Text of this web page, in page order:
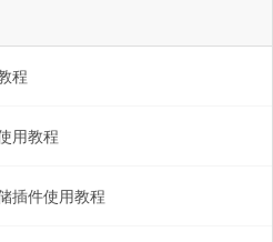
程
用教程
插件使用教程